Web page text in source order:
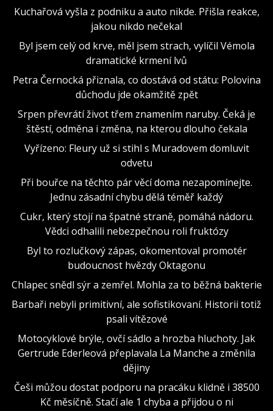
Kuchařová vyšla z podniku a auto nikde. Přišla reakce,
jakou nikdo nečekal
Byl jsem celý od krve, měl jsem strach, vylíčil Vémola
dramatické krmení lvů
Petra Černocká přiznala, co dostává od státu: Polovina
důchodu jde okamžitě zpět
Srpen převrátí život třem znamením naruby. Čeká je
štěstí, odměna i změna, na kterou dlouho čekala
Vyřízeno: Fleury už si stihl s Muradovem domluvit
odvetu
Při bouřce na těchto pár věcí doma nezapomínejte.
Jednu zásadní chybu dělá téměř každý
Cukr, který stojí na špatné straně, pomáhá nádoru.
Vědci odhalili nebezpečnou roli fruktózy
Byl to rozlučkový zápas, okomentoval promotér
budoucnost hvězdy Oktagonu
Chlapec snědl sýr a zemřel. Mohla za to běžná bakterie
Barbaři nebyli primitivní, ale sofistikovaní. Historii totiž
psali vítězové
Motocyklové brýle, ovčí sádlo a hrozba hluchoty. Jak
Gertrude Ederleová přeplavala La Manche a změnila
dějiny
Češi můžou dostat podporu na pracáku klidně i 38500
Kč měsíčně. Stačí ale 1 chyba a přijdou o ni